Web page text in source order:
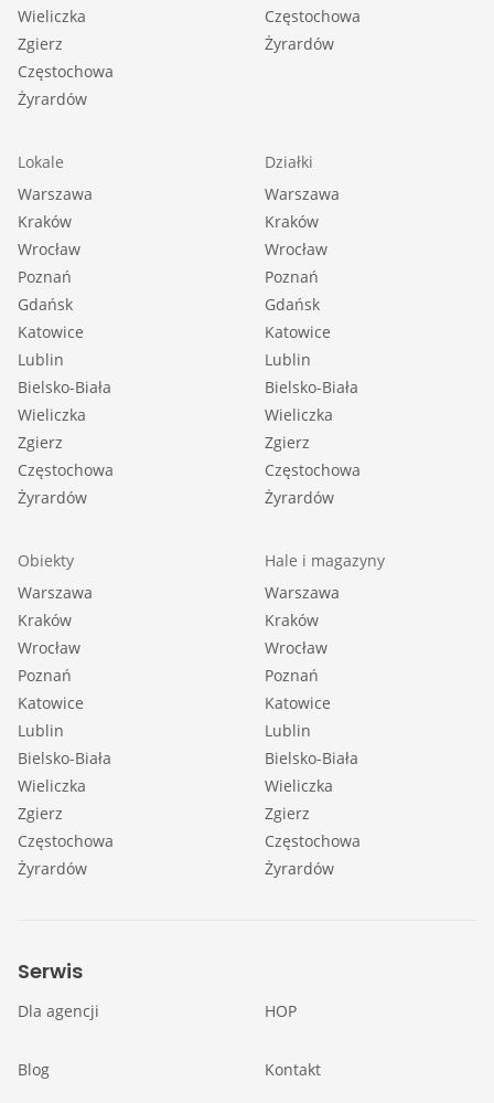
Wieliczka
Zgierz
Częstochowa
Żyrardów
Częstochowa
Żyrardów
Lokale
Warszawa
Kraków
Wrocław
Poznań
Gdańsk
Katowice
Lublin
Bielsko-Biała
Wieliczka
Zgierz
Częstochowa
Żyrardów
Działki
Warszawa
Kraków
Wrocław
Poznań
Gdańsk
Katowice
Lublin
Bielsko-Biała
Wieliczka
Zgierz
Częstochowa
Żyrardów
Obiekty
Warszawa
Kraków
Wrocław
Poznań
Katowice
Lublin
Bielsko-Biała
Wieliczka
Zgierz
Częstochowa
Żyrardów
Hale i magazyny
Warszawa
Kraków
Wrocław
Poznań
Katowice
Lublin
Bielsko-Biała
Wieliczka
Zgierz
Częstochowa
Żyrardów
Serwis
Dla agencji HOP
Blog Kontakt